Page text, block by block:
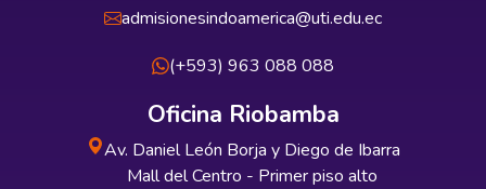
admisionesindoamerica@uti.edu.ec
(+593) 963 088 088
Oficina Riobamba
Av. Daniel León Borja y Diego de Ibarra
Mall del Centro - Primer piso alto